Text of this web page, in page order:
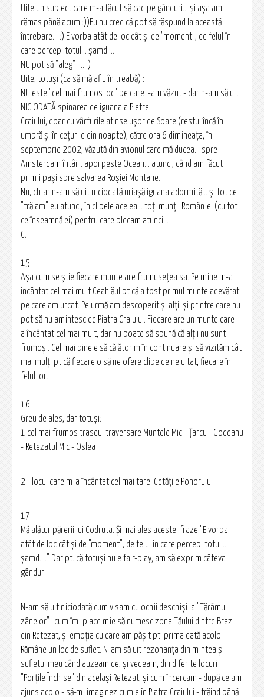
Uite un subiect care m-a făcut să cad pe gânduri... şi aşa am
rămas până acum :))Eu nu cred că pot să răspund la această
întrebare... :) E vorba atât de loc cât şi de "moment", de felul în
care percepi totul... şamd....
NU pot să "aleg" !... :)
Uite, totuşi (ca să mă aflu în treabă) :
NU este "cel mai frumos loc" pe care l-am văzut - dar n-am să uit
NICIODATĂ spinarea de iguana a Pietrei
Craiului, doar cu vârfurile atinse uşor de Soare (restul încă în
umbră şi în ceţurile din noapte), către ora 6 dimineaţa, în
septembrie 2002, văzută din avionul care mă ducea... spre
Amsterdam întâi... apoi peste Ocean... atunci, când am făcut
primii paşi spre salvarea Roşiei Montane...
Nu, chiar n-am să uit niciodată uriaşă iguana adormită... şi tot ce
"trăiam" eu atunci, în clipele acelea... toţi munţii României (cu tot
ce înseamnă ei) pentru care plecam atunci...
C.
15.
Aşa cum se ştie fiecare munte are frumuseţea sa. Pe mine m-a
încântat cel mai mult Ceahlăul pt că a fost primul munte adevărat
pe care am urcat. Pe urmă am descoperit şi alţii şi printre care nu
pot să nu amintesc de Piatra Craiului. Fiecare are un munte care l-
a încântat cel mai mult, dar nu poate să spună că alţii nu sunt
frumoşi. Cel mai bine e să călătorim în continuare şi să vizităm cât
mai mulţi pt că fiecare o să ne ofere clipe de ne uitat, fiecare în
felul lor.
16.
Greu de ales, dar totuşi:
1 cel mai frumos traseu: traversare Muntele Mic - Țarcu - Godeanu
- Retezatul Mic - Oslea
2 - locul care m-a încântat cel mai tare: Cetăţile Ponorului
17.
Mă alătur părerii lui Codruta. Şi mai ales acestei fraze:"E vorba
atât de loc cât şi de "moment", de felul în care percepi totul...
şamd...." Dar pt. că totuşi nu e fair-play, am să exprim câteva
gânduri:
N-am să uit niciodată cum visam cu ochii deschişi la "Tărâmul
zânelor" -cum îmi place mie să numesc zona Tăului dintre Brazi
din Retezat, şi emoţia cu care am păşit pt. prima dată acolo.
Rămâne un loc de suflet. N-am să uit rezonanța din mintea şi
sufletul meu când auzeam de, şi vedeam, din diferite locuri
"Porţile Închise" din acelaşi Retezat, şi cum încercam - după ce am
ajuns acolo - să-mi imaginez cum e în Piatra Craiului - trăind până